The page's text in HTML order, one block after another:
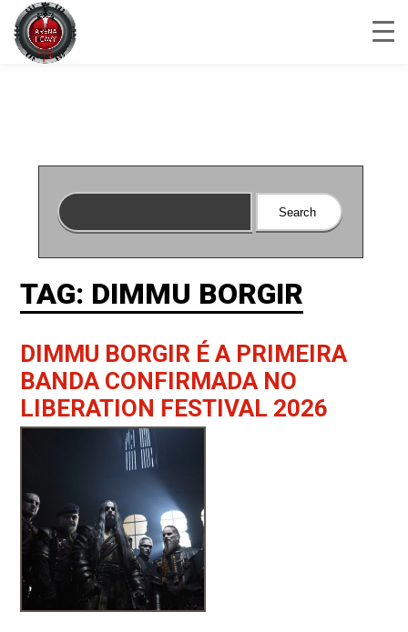
TAG: DIMMU BORGIR
DIMMU BORGIR É A PRIMEIRA
BANDA CONFIRMADA NO
LIBERATION FESTIVAL 2026